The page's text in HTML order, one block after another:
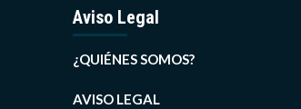
Aviso Legal
¿QUIÉNES SOMOS?
AVISO LEGAL